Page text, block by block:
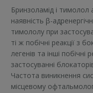
Бринзоламід і
наявність β-
тимололу при
ті ж побічні реакції з
легенів та інші
застосуванні
Частота виникнення
місцевому